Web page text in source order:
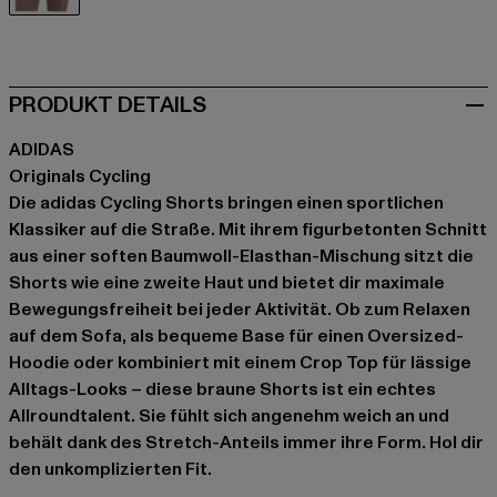
PRODUKT DETAILS
ADIDAS
Originals Cycling
Die adidas Cycling Shorts bringen einen sportlichen
Klassiker auf die Straße. Mit ihrem figurbetonten Schnitt
aus einer soften Baumwoll-Elasthan-Mischung sitzt die
Shorts wie eine zweite Haut und bietet dir maximale
Bewegungsfreiheit bei jeder Aktivität. Ob zum Relaxen
auf dem Sofa, als bequeme Base für einen Oversized-
Hoodie oder kombiniert mit einem Crop Top für lässige
Alltags-Looks – diese braune Shorts ist ein echtes
Allroundtalent. Sie fühlt sich angenehm weich an und
behält dank des Stretch-Anteils immer ihre Form. Hol dir
den unkomplizierten Fit.